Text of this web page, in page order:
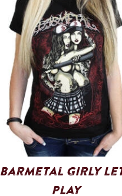
Barmetal Girly
Play